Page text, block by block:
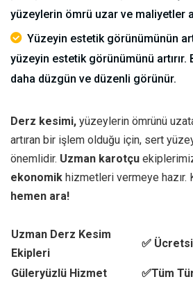
yüzeylerin ömrü uzar ve maliyetler
Yüzeyin estetik görünümünün
yüzeyin estetik görünümünü artırır.
daha düzgün ve düzenli görünür.
Derz kesimi, yüzeylerin ömrünü
artıran bir işlem olduğu için, sert
önemlidir. Uzman karotçu
ekonomik hizmetleri vermeye hazır.
hemen ara!
Uzman Derz Kesim
Ekipleri
✅
Güleryüzlü Hizmet ✅Tüm